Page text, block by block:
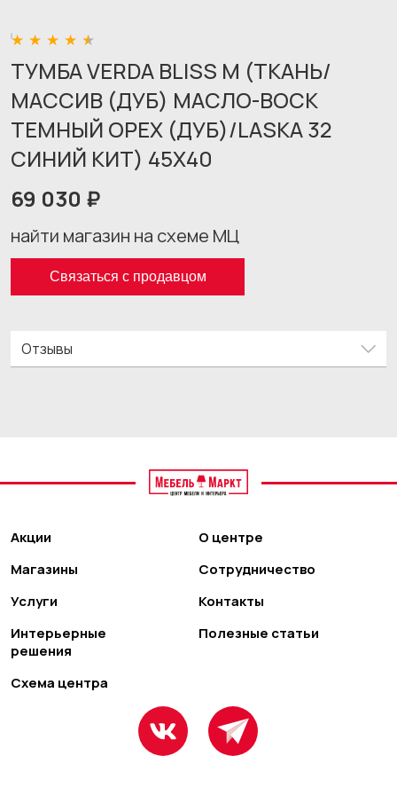
ТУМБА VERDA BLISS M (ТКАНЬ/
МАССИВ (ДУБ) МАСЛО-ВОСК
ТЕМНЫЙ ОРЕХ (ДУБ)/LASKA 32
СИНИЙ КИТ) 45X40
69 030 ₽
найти магазин на схеме МЦ
Связаться с продавцом
Отзывы
Акции
Магазины
Услуги
Интерьерные
решения
Схема центра
О центре
Сотрудничество
Контакты
Полезные статьи